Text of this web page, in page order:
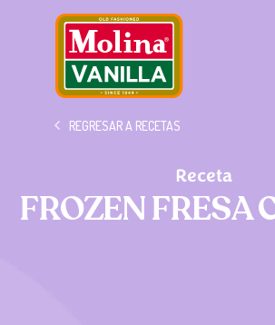
REGRESAR A RECETAS
Receta
FROZEN FRESA